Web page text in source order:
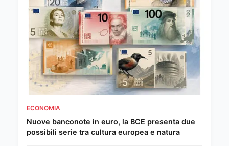
ECONOMIA
Nuove banconote in euro, la BCE presenta due
possibili serie tra cultura europea e natura